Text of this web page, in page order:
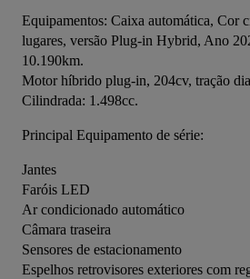
Equipamentos: Caixa automática, Cor
lugares, versão Plug-in Hybrid, Ano
10.190km.
Motor híbrido plug-in, 204cv, tração
Cilindrada: 1.498cc.
Principal Equipamento de série:
Jantes
Faróis LED
Ar condicionado automático
Câmara traseira
Sensores de estacionamento
Espelhos retrovisores exteriores com